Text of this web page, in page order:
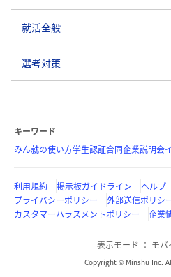
就活全般
選考対策
キーワード
みん就の使い方学生認証合同企業説明会
利用規約 掲示板ガイドライン ヘルプ
プライバシーポリシー
外部送信ポリシ
カスタマーハラスメントポリシー
企業
表示モード モバ
Copyright © Minshu Inc.